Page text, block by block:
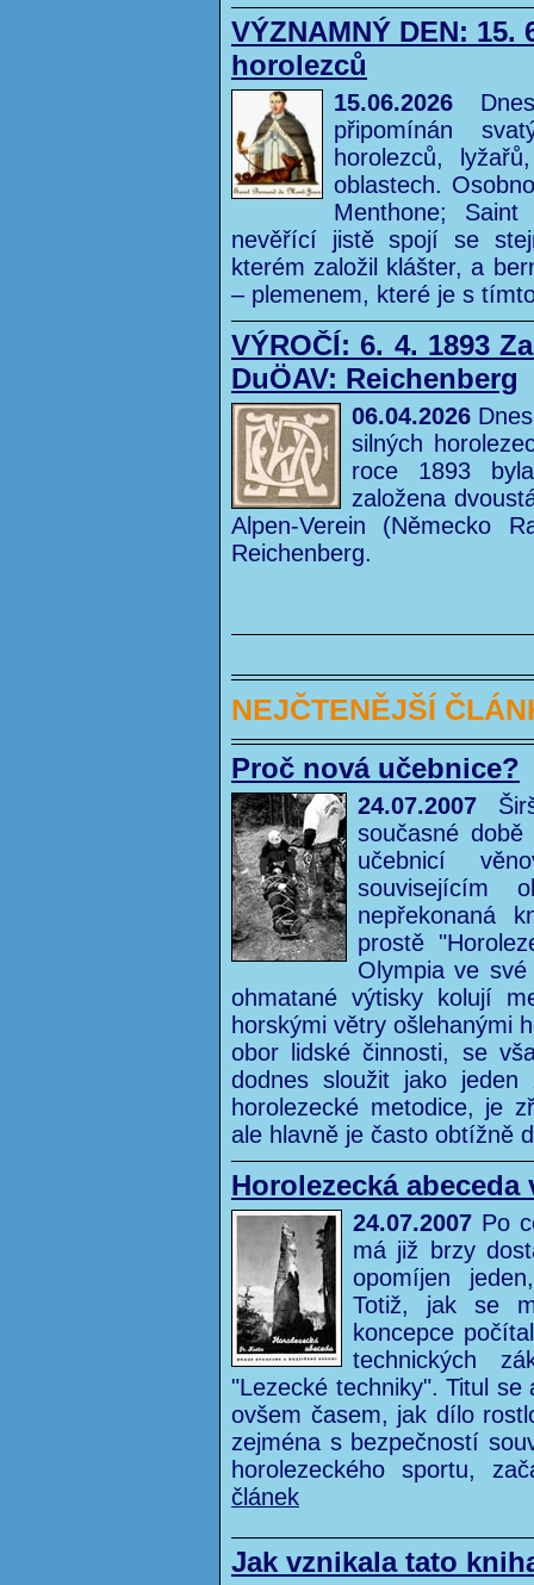
VÝZNAMNÝ DEN:
horolezců
15.06.2026
připomínán
horolezců,
oblastech.
Menthone;
nevěřící jistě spojí se
kterém založil klášter, a
– plemenem, které je s
VÝROČÍ: 6. 4. 1893
DuÖAV: Reichenberg
06.04.2026
silných
roce 1893
založena
Alpen-Verein (Německo
Reichenberg.
NEJČTENĚJŠÍ
Proč nová učebnice?
24.07.2007
současné
učebnicí
souvisejícím
nepřekonaná
prostě
Olympia ve
ohmatané výtisky kolují
horskými větry ošlehanými
obor lidské činnosti, se
dodnes sloužit jako
horolezecké metodice, je
ale hlavně je často obtížně
Horolezecká
24.07.2007 Po
má již brzy
opomíjen
Totiž, jak se
koncepce
technických
"Lezecké techniky". Titul
ovšem časem, jak dílo
zejména s bezpečností
horolezeckého sportu,
článek
Jak vznikala tato